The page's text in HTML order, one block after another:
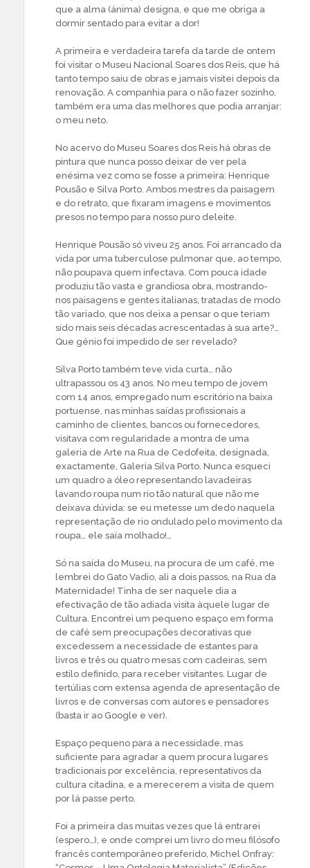
que a alma (ánima) designa, e que me obriga a
dormir sentado para evitar a dor!
A primeira e verdadeira tarefa da tarde de ontem
foi visitar o Museu Nacional Soares dos Reis, que há
tanto tempo saiu de obras e jamais visitei depois da
renovação. A companhia para o não fazer sozinho,
também era uma das melhores que podia arranjar:
o meu neto.
No acervo do Museu Soares dos Reis há obras de
pintura que nunca posso deixar de ver pela
enésima vez como se fosse a primeira: Henrique
Pousão e Silva Porto. Ambos mestres da paisagem
e do retrato, que fixaram imagens e movimentos
presos no tempo para nosso puro deleite.
Henrique Pousão só viveu 25 anos. Foi arrancado da
vida por uma tuberculose pulmonar que, ao tempo,
não poupava quem infectava. Com pouca idade
produziu tão vasta e grandiosa obra, mostrando-
nos paisagens e gentes italianas, tratadas de modo
tão variado, que nos deixa a pensar o que teriam
sido mais seis décadas acrescentadas à sua arte?…
Que génio foi impedido de ser revelado?
Silva Porto também teve vida curta… não
ultrapassou os 43 anos. No meu tempo de jovem
com 14 anos, empregado num escritório na baixa
portuense, nas minhas saídas profissionais a
caminho de clientes, bancos ou fornecedores,
visitava com regularidade a montra de uma
galeria de Arte na Rua de Cedofeita, designada,
exactamente, Galeria Silva Porto. Nunca esqueci
um quadro a óleo representando lavadeiras
lavando roupa num rio tão natural que não me
deixava dúvida: se eu metesse um dedo naquela
representação de rio ondulado pelo movimento da
roupa… ele saía molhado!…
Só na saída do Museu, na procura de um café, me
lembrei do Gato Vadio, ali a dois passos, na Rua da
Maternidade! Tinha de ser naquele dia a
efectivação de tão adiada visita àquele lugar de
Cultura. Encontrei um pequeno espaço em forma
de café sem preocupações decorativas que
excedessem a necessidade de estantes para
livros e três ou quatro mesas com cadeiras, sem
estilo definido, para receber visitantes. Lugar de
tertúlias com extensa agenda de apresentação de
livros e de conversas com autores e pensadores
(basta ir ao Google e ver).
Espaço pequeno para a necessidade, mas
suficiente para agradar a quem procura lugares
tradicionais por excelência, representativos da
cultura citadina, e a merecerem a visita de quem
por lá passe perto.
Foi a primeira das muitas vezes que lá entrarei
(espero…), e onde comprei um livro do meu filósofo
francês contemporâneo preferido, Michel Onfray: